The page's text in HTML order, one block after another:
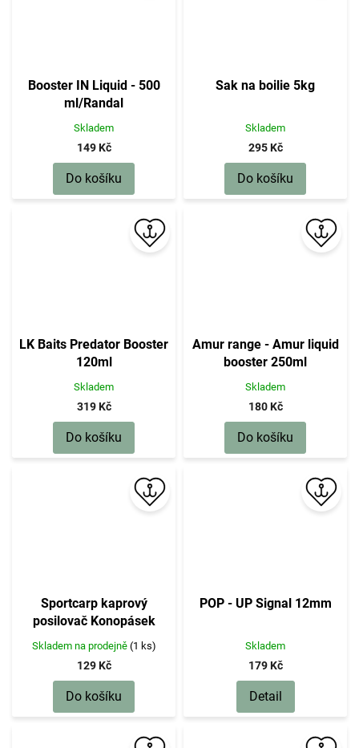
Booster IN Liquid - 500
ml/Randal
Skladem
149 Kč
Do košíku
Sak na boilie 5kg
Skladem
295 Kč
Do košíku
LK Baits Predator Booster
120ml
Skladem
319 Kč
Do košíku
Amur range - Amur liquid
booster 250ml
Skladem
180 Kč
Do košíku
Sportcarp kaprový
posilovač Konopásek
Skladem na prodejně (1 ks)
129 Kč
Do košíku
POP - UP Signal 12mm
Skladem
179 Kč
Detail